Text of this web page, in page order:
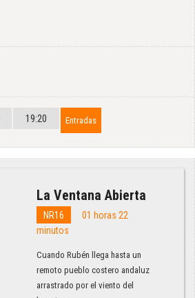
19:20 Entradas
La Ventana Abierta
NR16
01 horas 22
minutos
Cuando Rubén llega hasta un
remoto pueblo costero andaluz
arrastrado por el viento del